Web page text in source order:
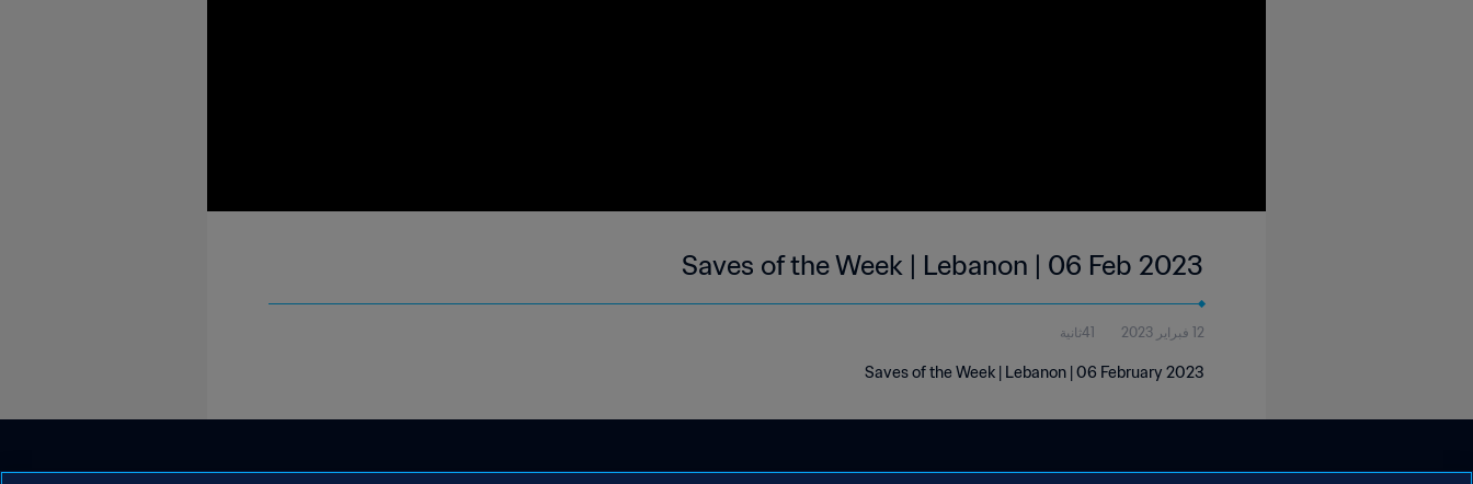
Saves of the Week | Lebanon | 06 Feb 2023
12 فبراير 2023 41ثانية
Saves of the Week | Lebanon | 06 February 2023